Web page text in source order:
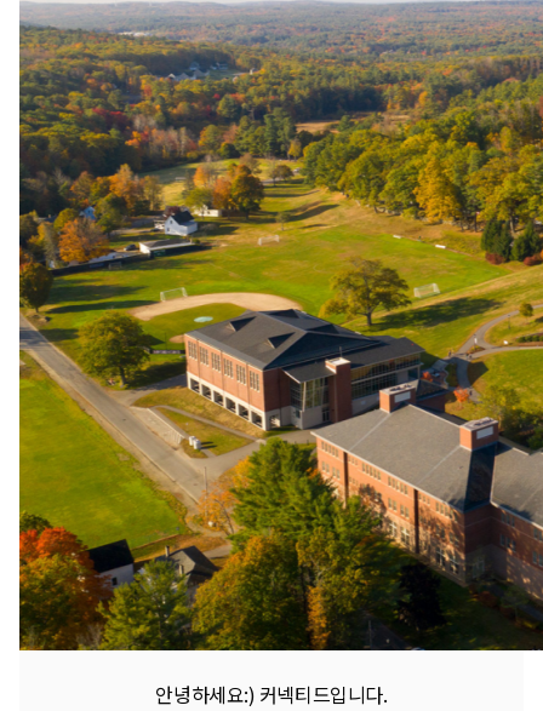
안녕하세요:) 커넥티드입니다.